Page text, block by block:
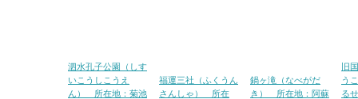
泗水孔子公園（しす
いこうしこうえ
ん） 所在地：菊池
福運三社（ふくうん
さんしゃ） 所在
鍋ヶ滝（なべがだ
き） 所在地：阿蘇
旧
う
る